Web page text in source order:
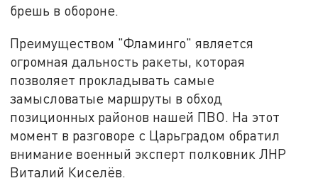
брешь в обороне.
Преимуществом "Фламинго" является
огромная дальность ракеты, которая
позволяет прокладывать самые
замысловатые маршруты в обход
позиционных районов нашей ПВО. На этот
момент в разговоре с Царьградом обратил
внимание военный эксперт полковник ЛНР
Виталий Киселёв.